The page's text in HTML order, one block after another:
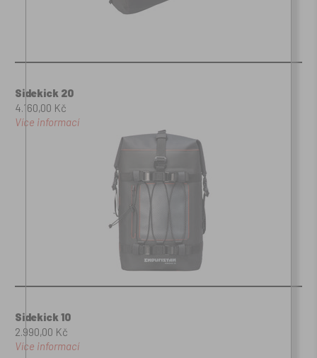
Sidekick 20
4.160,00 Kč
Více informací
Sidekick 10
2.990,00 Kč
Více informací